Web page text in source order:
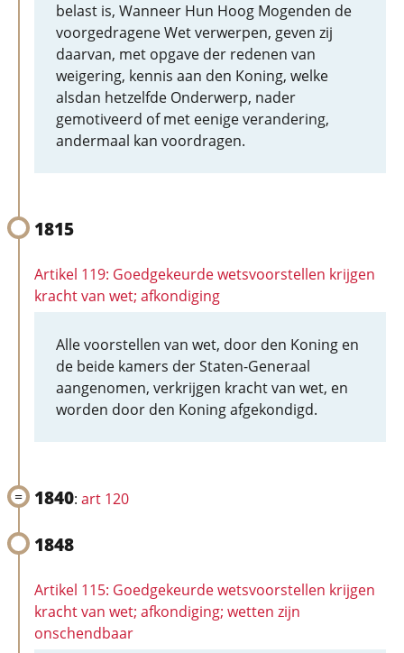
belast is, Wanneer Hun Hoog Mogenden de
voorgedragene Wet verwerpen, geven zij
daarvan, met opgave der redenen van
weigering, kennis aan den Koning, welke
alsdan hetzelfde Onderwerp, nader
gemotiveerd of met eenige verandering,
andermaal kan voordragen.
1815
Artikel 119: Goedgekeurde wetsvoorstellen krijgen
kracht van wet; afkondiging
Alle voorstellen van wet, door den Koning en
de beide kamers der Staten-Generaal
aangenomen, verkrijgen kracht van wet, en
worden door den Koning afgekondigd.
1840: art 120
1848
Artikel 115: Goedgekeurde wetsvoorstellen krijgen
kracht van wet; afkondiging; wetten zijn
onschendbaar